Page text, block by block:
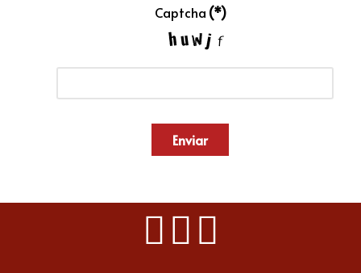
Captcha (*)
Enviar